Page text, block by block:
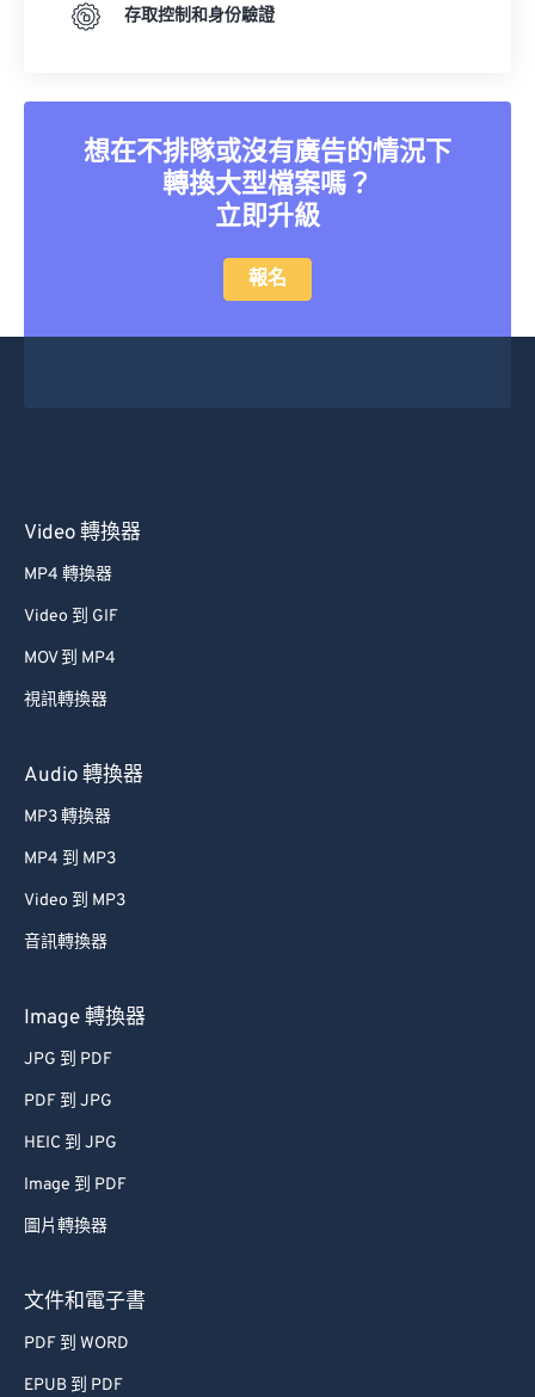
存取控制和身份驗證
想在不排隊或沒有廣告的情況下
轉換大型檔案嗎？
立即升級
報名
Video 轉換器
MP4 轉換器
Video 到 GIF
MOV 到 MP4
視訊轉換器
Audio 轉換器
MP3 轉換器
MP4 到 MP3
Video 到 MP3
音訊轉換器
Image 轉換器
JPG 到 PDF
PDF 到 JPG
HEIC 到 JPG
Image 到 PDF
圖片轉換器
文件和電子書
PDF 到 WORD
EPUB 到 PDF